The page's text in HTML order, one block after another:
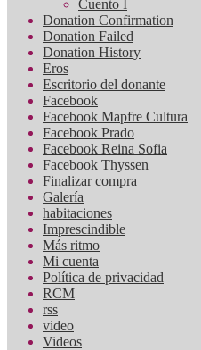
Cuento I
Donation Confirmation
Donation Failed
Donation History
Eros
Escritorio del donante
Facebook
Facebook Mapfre Cultura
Facebook Prado
Facebook Reina Sofia
Facebook Thyssen
Finalizar compra
Galería
habitaciones
Imprescindible
Más ritmo
Mi cuenta
Política de privacidad
RCM
rss
video
Videos